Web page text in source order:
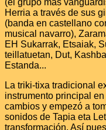
(el grupo más
Herria a través de sus
(banda en castellano
musical navarro),
EH Sukarrak, Etsaiak,
teillatuetan, Dut,
Estanda...
La triki-tixa tradicional
instrumento principal
cambios y empezó a
sonidos de Tapia eta
transformación. Así